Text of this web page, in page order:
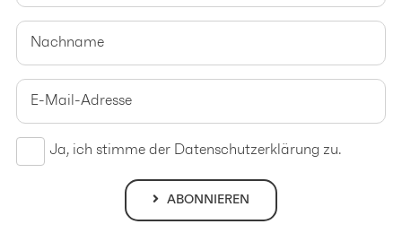
Ja, ich stimme der Datenschutzerklärung zu.
ABONNIEREN